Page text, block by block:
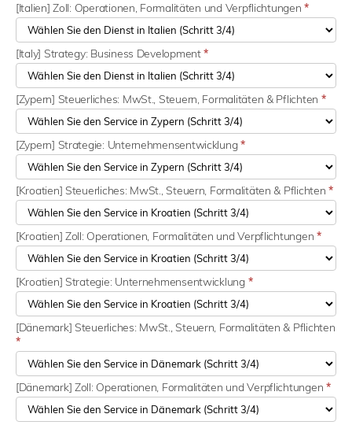
[Italien] Zoll: Operationen, Formalitäten und Verpflichtungen*
[Italy] Strategy: Business Development*
[Zypern] Steuerliches: MwSt., Steuern, Formalitäten & Pflichten *
[Zypern] Strategie: Unternehmensentwicklung*
[Kroatien] Steuerliches: MwSt., Steuern, Formalitäten & Pflichten*
[Kroatien] Zoll: Operationen, Formalitäten und Verpflichtungen *
[Kroatien] Strategie: Unternehmensentwicklung *
[Dänemark] Steuerliches: MwSt., Steuern, Formalitäten & Pflichten
*
[Dänemark] Zoll: Operationen, Formalitäten und Verpflichtungen *